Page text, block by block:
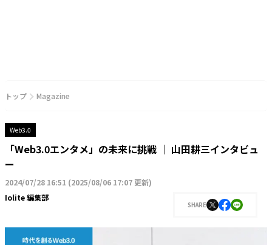
トップ Magazine
Web3.0
「Web3.0エンタメ」の未来に挑戦 │ 山田耕三インタビュ
ー
2024/07/28 16:51 (2025/08/06 17:07 更新)
Iolite 編集部
SHARE